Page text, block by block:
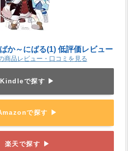
か～にばる(1) 低評価レビュー
商品レビュー・口コミを見る
Kindleで探す ▶
で探す ▶
楽天で探す ▶